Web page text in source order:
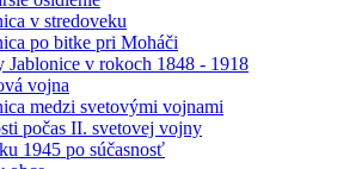
v stredoveku
po bitke pri Moháči
Jablonice v rokoch 1848 - 1918
vojna
medzi svetovými vojnami
počas II. svetovej vojny
1945 po súčasnosť